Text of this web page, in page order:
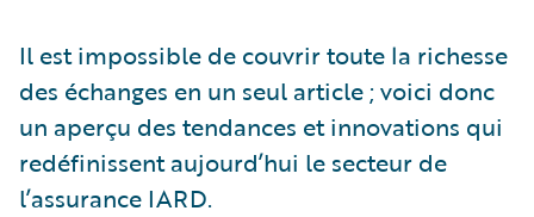
Il est impossible de couvrir toute la richesse
des échanges en un seul article ; voici donc
un aperçu des tendances et innovations qui
redéfinissent aujourd’hui le secteur de
l’assurance IARD.